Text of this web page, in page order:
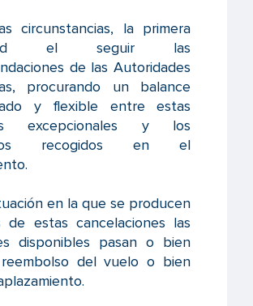
circunstancias, la primera
el seguir las
de las Autoridades
procurando un balance
y flexible entre estas
excepcionales y los
recogidos en el
en la que se producen
de estas cancelaciones las
disponibles pasan o bien
del vuelo o bien